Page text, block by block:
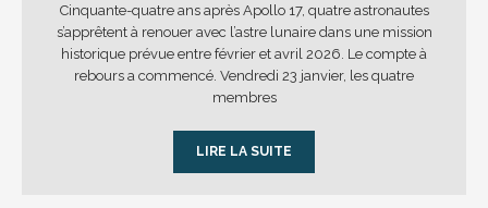
Cinquante-quatre ans après Apollo 17, quatre astronautes
s’apprêtent à renouer avec l’astre lunaire dans une mission
historique prévue entre février et avril 2026. Le compte à
rebours a commencé. Vendredi 23 janvier, les quatre
membres
LIRE LA SUITE